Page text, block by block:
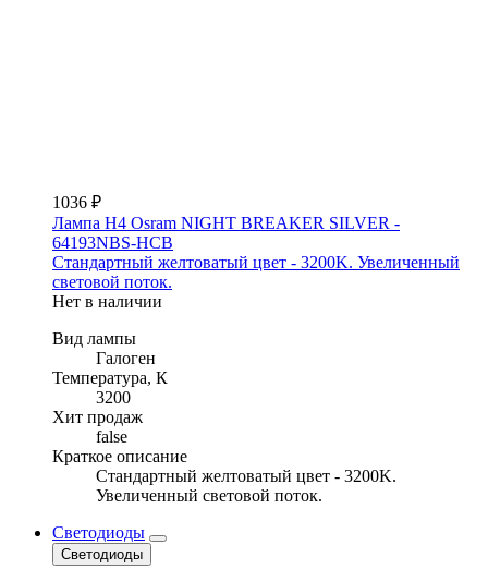
1036 ₽
Лампа H4 Osram NIGHT BREAKER SILVER -
64193NBS-HCB
Стандартный желтоватый цвет - 3200K. Увеличенный
световой поток.
Нет в наличии
Вид лампы
Галоген
Температура, К
3200
Хит продаж
false
Краткое описание
Стандартный желтоватый цвет - 3200K.
Увеличенный световой поток.
Светодиоды
Светодиоды